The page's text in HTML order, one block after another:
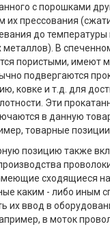
с порошками
их прессования
до температуры
металлов). В
пористыми, имеют
подвергаются
ковке и т.д. для
Эти
в данную
товарные позиции
позицию также
сходящиеся
каким - либо иным
их ввод в
в моток